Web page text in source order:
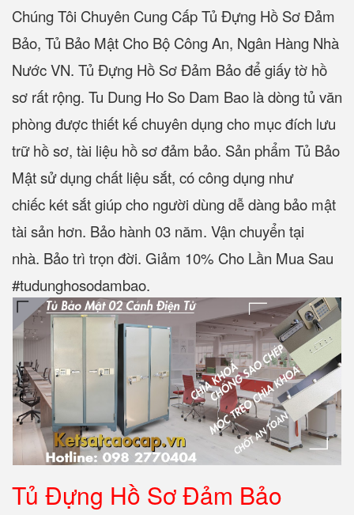
Chúng Tôi Chuyên Cung Cấp Tủ Đựng Hồ Sơ Đảm
Bảo, Tủ Bảo Mật Cho Bộ Công An, Ngân Hàng Nhà
Nước VN. Tủ Đựng Hồ Sơ Đảm Bảo để giấy tờ hồ
sơ rất rộng. Tu Dung Ho So Dam Bao là dòng tủ văn
phòng được thiết kế chuyên dụng cho mục đích lưu
trữ hồ sơ, tài liệu hồ sơ đảm bảo. Sản phẩm Tủ Bảo
Mật sử dụng chất liệu sắt, có công dụng như
chiếc két sắt giúp cho người dùng dễ dàng bảo mật
tài sản hơn. Bảo hành 03 năm. Vận chuyển tại
nhà. Bảo trì trọn đời. Giảm 10% Cho Lần Mua Sau
#tudunghosodambao.
Tủ Đựng Hồ Sơ Đảm Bảo